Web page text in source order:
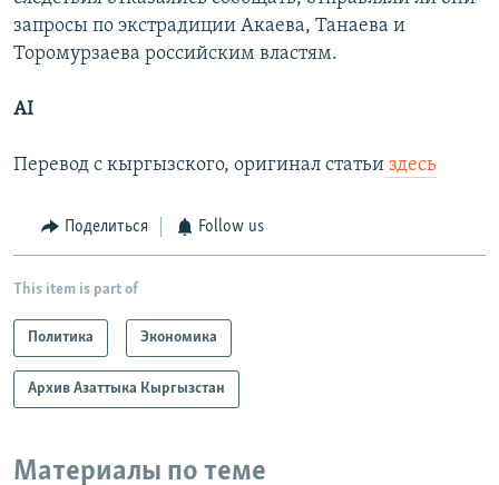
запросы по экстрадиции Акаева, Танаева и
Торомурзаева российским властям.
AI
Перевод с кыргызского, оригинал статьи здесь
Поделиться Follow us
This item is part of
Политика Экономика
Архив Азаттыка Кыргызстан
Материалы по теме